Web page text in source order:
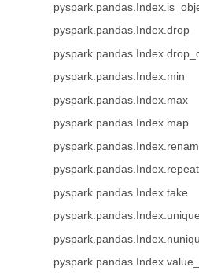
pyspark.pandas.Index.drop
pyspark.pandas.Index.min
pyspark.pandas.Index.max
pyspark.pandas.Index.map
pyspark.pandas.Index.repeat
pyspark.pandas.Index.take
pyspark.pandas.Index.unique